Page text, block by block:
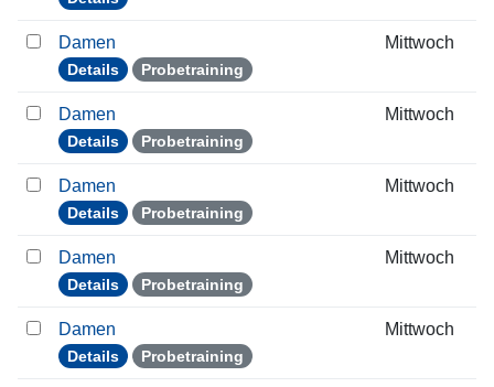
Damen
Details Probetraining
Mittwoch
Damen
Details Probetraining
Mittwoch
Damen
Details Probetraining
Mittwoch
Damen
Details Probetraining
Mittwoch
Damen
Details Probetraining
Mittwoch